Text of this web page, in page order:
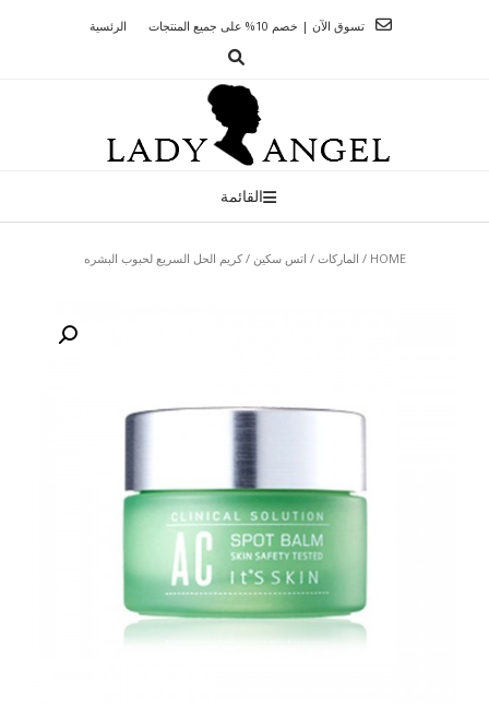
الرئسية تسوق الآن | خصم 10% على جميع المنتجات
القائمة
HOME
/ الماركات / اتس سكين / كريم الحل السريع لحبوب البشره